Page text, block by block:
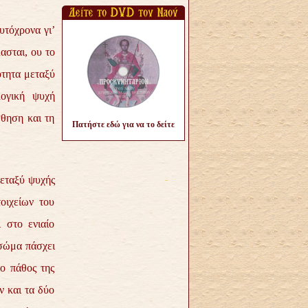
γι’
ου το
μεταξύ
ψυχή
και τη
ψυχής
του
ενιαίο
πάσχει
πάθος της
και τα δύο
Πατήστε εδώ για να το δείτε